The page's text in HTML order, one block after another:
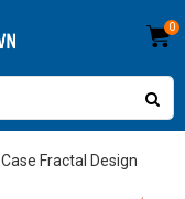
0
Case Fractal Design